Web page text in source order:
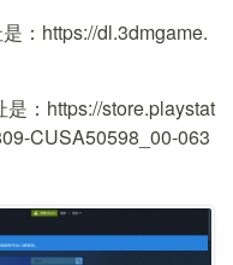
：https://dl.3dmgame.
：https://store.playstat
CUSA50598_00-063